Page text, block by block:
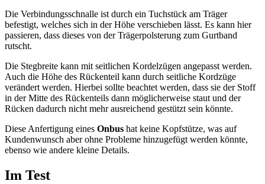
Die Verbindungsschnalle ist durch ein Tuchstück am Träger
befestigt, welches sich in der Höhe verschieben lässt. Es kann hier
passieren, dass dieses von der Trägerpolsterung zum Gurtband
rutscht.
Die Stegbreite kann mit seitlichen Kordelzügen angepasst werden.
Auch die Höhe des Rückenteil kann durch seitliche Kordzüge
verändert werden. Hierbei sollte beachtet werden, dass sie der Stoff
in der Mitte des Rückenteils dann möglicherweise staut und der
Rücken dadurch nicht mehr ausreichend gestützt sein könnte.
Diese Anfertigung eines Onbus hat keine Kopfstütze, was auf
Kundenwunsch aber ohne Probleme hinzugefügt werden könnte,
ebenso wie andere kleine Details.
Im Test